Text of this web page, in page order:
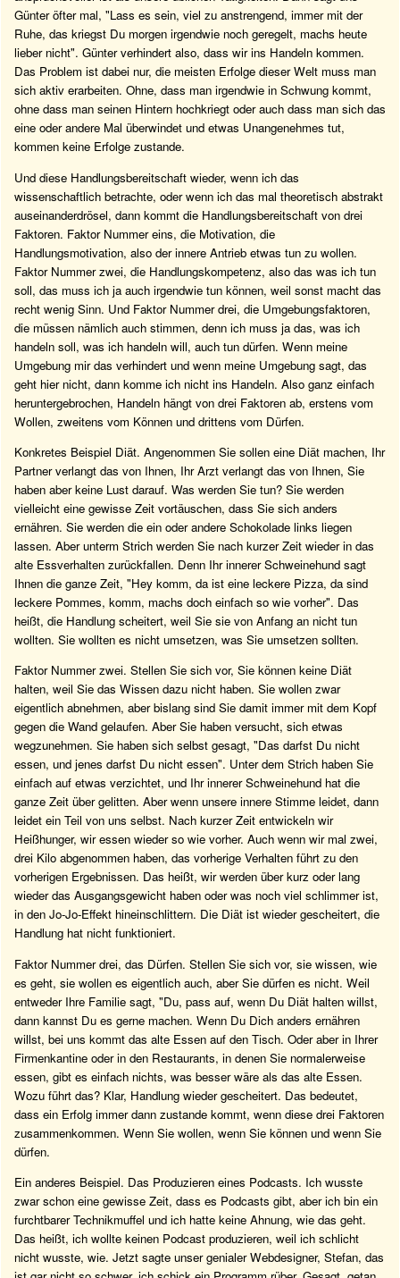
Günter öfter mal, "Lass es sein, viel zu anstrengend, immer mit der
Ruhe, das kriegst Du morgen irgendwie noch geregelt, machs heute
lieber nicht". Günter verhindert also, dass wir ins Handeln kommen.
Das Problem ist dabei nur, die meisten Erfolge dieser Welt muss man
sich aktiv erarbeiten. Ohne, dass man irgendwie in Schwung kommt,
ohne dass man seinen Hintern hochkriegt oder auch dass man sich das
eine oder andere Mal überwindet und etwas Unangenehmes tut,
kommen keine Erfolge zustande.
Und diese Handlungsbereitschaft wieder, wenn ich das
wissenschaftlich betrachte, oder wenn ich das mal theoretisch abstrakt
auseinanderdrösel, dann kommt die Handlungsbereitschaft von drei
Faktoren. Faktor Nummer eins, die Motivation, die
Handlungsmotivation, also der innere Antrieb etwas tun zu wollen.
Faktor Nummer zwei, die Handlungskompetenz, also das was ich tun
soll, das muss ich ja auch irgendwie tun können, weil sonst macht das
recht wenig Sinn. Und Faktor Nummer drei, die Umgebungsfaktoren,
die müssen nämlich auch stimmen, denn ich muss ja das, was ich
handeln soll, was ich handeln will, auch tun dürfen. Wenn meine
Umgebung mir das verhindert und wenn meine Umgebung sagt, das
geht hier nicht, dann komme ich nicht ins Handeln. Also ganz einfach
heruntergebrochen, Handeln hängt von drei Faktoren ab, erstens vom
Wollen, zweitens vom Können und drittens vom Dürfen.
Konkretes Beispiel Diät. Angenommen Sie sollen eine Diät machen, Ihr
Partner verlangt das von Ihnen, Ihr Arzt verlangt das von Ihnen, Sie
haben aber keine Lust darauf. Was werden Sie tun? Sie werden
vielleicht eine gewisse Zeit vortäuschen, dass Sie sich anders
ernähren. Sie werden die ein oder andere Schokolade links liegen
lassen. Aber unterm Strich werden Sie nach kurzer Zeit wieder in das
alte Essverhalten zurückfallen. Denn Ihr innerer Schweinehund sagt
Ihnen die ganze Zeit, "Hey komm, da ist eine leckere Pizza, da sind
leckere Pommes, komm, machs doch einfach so wie vorher". Das
heißt, die Handlung scheitert, weil Sie sie von Anfang an nicht tun
wollten. Sie wollten es nicht umsetzen, was Sie umsetzen sollten.
Faktor Nummer zwei. Stellen Sie sich vor, Sie können keine Diät
halten, weil Sie das Wissen dazu nicht haben. Sie wollen zwar
eigentlich abnehmen, aber bislang sind Sie damit immer mit dem Kopf
gegen die Wand gelaufen. Aber Sie haben versucht, sich etwas
wegzunehmen. Sie haben sich selbst gesagt, "Das darfst Du nicht
essen, und jenes darfst Du nicht essen". Unter dem Strich haben Sie
einfach auf etwas verzichtet, und Ihr innerer Schweinehund hat die
ganze Zeit über gelitten. Aber wenn unsere innere Stimme leidet, dann
leidet ein Teil von uns selbst. Nach kurzer Zeit entwickeln wir
Heißhunger, wir essen wieder so wie vorher. Auch wenn wir mal zwei,
drei Kilo abgenommen haben, das vorherige Verhalten führt zu den
vorherigen Ergebnissen. Das heißt, wir werden über kurz oder lang
wieder das Ausgangsgewicht haben oder was noch viel schlimmer ist,
in den Jo-Jo-Effekt hineinschlittern. Die Diät ist wieder gescheitert, die
Handlung hat nicht funktioniert.
Faktor Nummer drei, das Dürfen. Stellen Sie sich vor, sie wissen, wie
es geht, sie wollen es eigentlich auch, aber Sie dürfen es nicht. Weil
entweder Ihre Familie sagt, "Du, pass auf, wenn Du Diät halten willst,
dann kannst Du es gerne machen. Wenn Du Dich anders ernähren
willst, bei uns kommt das alte Essen auf den Tisch. Oder aber in Ihrer
Firmenkantine oder in den Restaurants, in denen Sie normalerweise
essen, gibt es einfach nichts, was besser wäre als das alte Essen.
Wozu führt das? Klar, Handlung wieder gescheitert. Das bedeutet,
dass ein Erfolg immer dann zustande kommt, wenn diese drei Faktoren
zusammenkommen. Wenn Sie wollen, wenn Sie können und wenn Sie
dürfen.
Ein anderes Beispiel. Das Produzieren eines Podcasts. Ich wusste
zwar schon eine gewisse Zeit, dass es Podcasts gibt, aber ich bin ein
furchtbarer Technikmuffel und ich hatte keine Ahnung, wie das geht.
Das heißt, ich wollte keinen Podcast produzieren, weil ich schlicht
nicht wusste, wie. Jetzt sagte unser genialer Webdesigner, Stefan, das